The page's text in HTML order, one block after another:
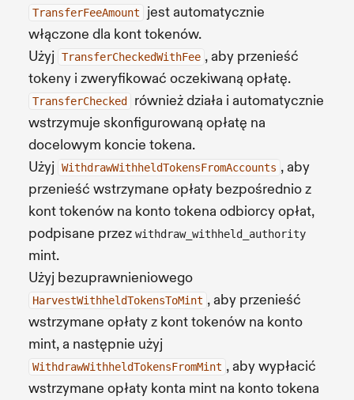
TransferFeeAmount
jest automatycznie
włączone dla kont tokenów.
Użyj TransferCheckedWithFee , aby przenieść
tokeny i zweryfikować oczekiwaną opłatę.
TransferChecked
również działa i automatycznie
wstrzymuje skonfigurowaną opłatę na
docelowym koncie tokena.
Użyj WithdrawWithheldTokensFromAccounts , aby
przenieść wstrzymane opłaty bezpośrednio z
kont tokenów na konto tokena odbiorcy opłat,
podpisane przez withdraw_withheld_authority
mint.
Użyj bezuprawnieniowego
HarvestWithheldTokensToMint , aby przenieść
wstrzymane opłaty z kont tokenów na konto
mint, a następnie użyj
WithdrawWithheldTokensFromMint , aby wypłacić
wstrzymane opłaty konta mint na konto tokena